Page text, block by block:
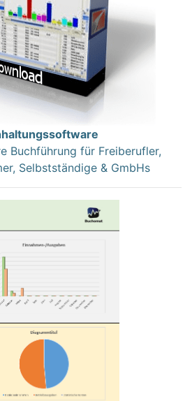
Buchführung für Freiberufler,
Selbstständige & GmbHs